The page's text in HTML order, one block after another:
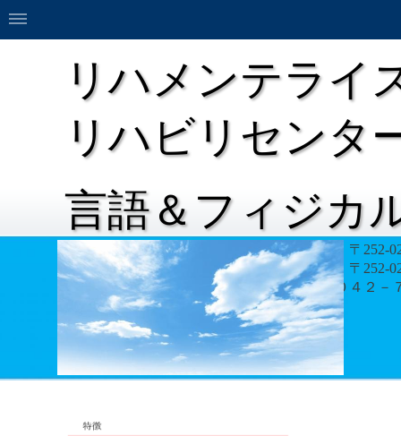
リハメンテライ
リハビリセンタ
言語＆フィジカ
リハメンテライズ相模原リハビリセンター 〒252-
言語＆フィジカルリハメンテライズ 〒252-
電話 ０４２－７０７－９４１５ FAX ０４２－